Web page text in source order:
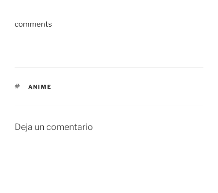
comments
ETIQUETAS
ANIME
Deja un comentario